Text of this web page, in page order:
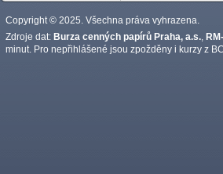
Copyright © 2025. Všechna práva vyhrazena.
Zdroje dat: Burza cenných papírů Praha, a.s.
minut. Pro nepřihlášené jsou zpožděny i kurzy z